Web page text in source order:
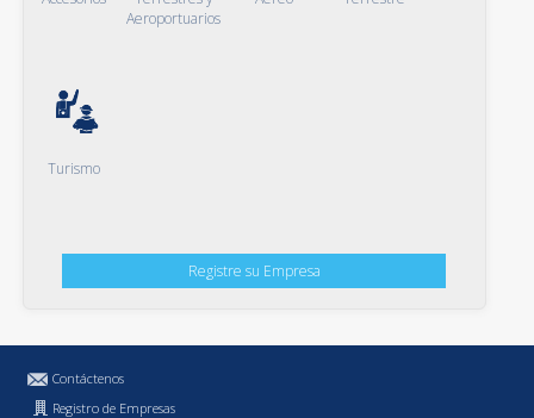
Aeroportuarios
Turismo
Registre su Empresa
Contáctenos
Registro de Empresas